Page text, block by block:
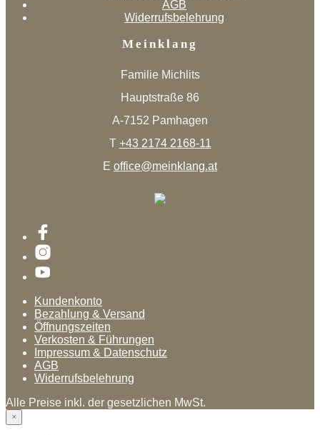
AGB
Widerrufsbelehrung
Meinklang
Familie Michlits
Hauptstraße 86
A-7152 Pamhagen
T +43 2174 2168-11
E office@meinklang.at
Kundenkonto
Bezahlung & Versand
Öffnungszeiten
Verkosten & Führungen
Impressum & Datenschutz
AGB
Widerrufsbelehrung
Alle Preise inkl. der gesetzlichen MwSt.
×